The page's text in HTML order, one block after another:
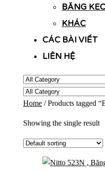
BĂNG
KHÁC
CÁC BÀI VIẾT
LIÊN HỆ
Home / Products tagged
Showing the single result